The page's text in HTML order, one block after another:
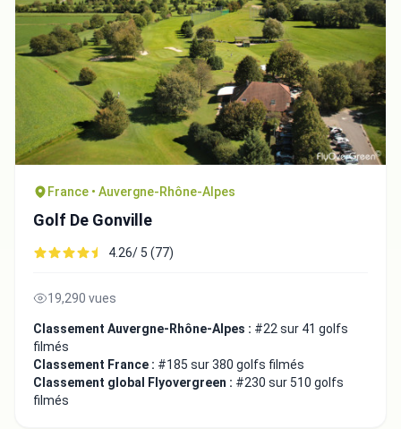
France • Auvergne-Rhône-Alpes
Golf De Gonville
4.26/ 5 (77)
19,290 vues
Classement Auvergne-Rhône-Alpes : #22 sur 41 golfs
filmés
Classement France : #185 sur 380 golfs filmés
Classement global Flyovergreen : #230 sur 510 golfs
filmés